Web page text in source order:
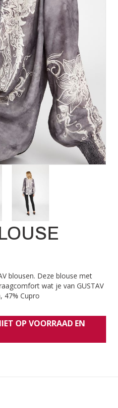
blousen. Deze blouse met
wat je van GUSTAV
47% Cupro
OP VOORRAAD EN